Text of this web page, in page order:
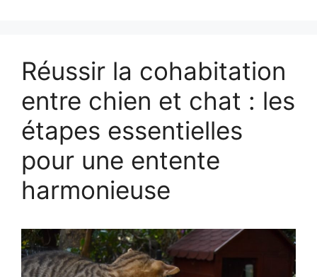
Réussir la cohabitation
entre chien et chat : les
étapes essentielles
pour une entente
harmonieuse